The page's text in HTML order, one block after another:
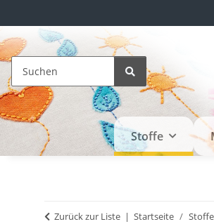
Stoffe
Zurück zur Liste Startseite Stoffe